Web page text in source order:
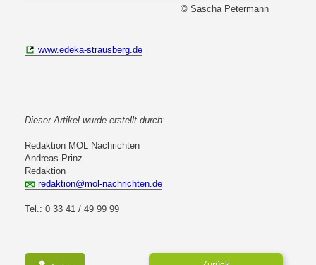
© Sascha Petermann
www.edeka-strausberg.de
Dieser Artikel wurde erstellt durch:
Redaktion MOL Nachrichten
Andreas Prinz
Redaktion
redaktion@mol-nachrichten.de
Tel.: 0 33 41 / 49 99 99